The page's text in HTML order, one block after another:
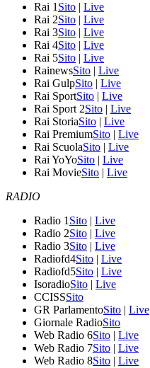
Rai 1 Sito | Live
Rai 2Sito | Live
Rai 3Sito | Live
Rai 4Sito | Live
Rai 5Sito | Live
RainewsSito | Live
Rai GulpSito | Live
Rai SportSito | Live
Rai Sport 2Sito | Live
Rai StoriaSito | Live
Rai PremiumSito | Live
Rai ScuolaSito | Live
Rai YoYoSito | Live
Rai MovieSito | Live
RADIO
Radio 1 Sito | Live
Radio 2Sito | Live
Radio 3Sito | Live
Radiofd4Sito | Live
Radiofd5Sito | Live
IsoradioSito | Live
CCISSSito
GR ParlamentoSito | Live
Giornale RadioSito
Web Radio 6Sito | Live
Web Radio 7Sito | Live
Web Radio 8Sito | Live